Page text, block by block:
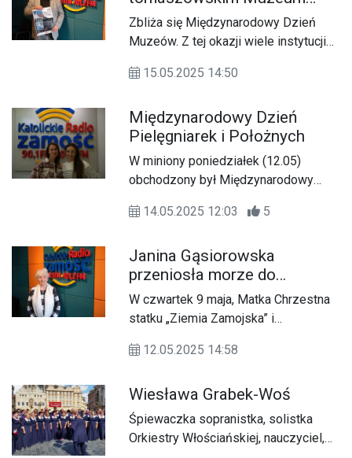
Zespołu Szkół Centrum Kształcenia
Rolniczego w Oleszycach.
Regionalnym
Zbliża się Międzynarodowy Dzień
Muzeów. Z tej okazji wiele instytucji
zwiedzanie przestrzeni muzealnych,
minionych dziejach z kart historii.
15.05.2025 14:50
Międzynarodowy Dzień
Pielęgniarek i Położnych
W miniony poniedziałek (12.05)
obchodzony był Międzynarodowy
okazji gościliśmy w dzisiejszym
Katolickim Radiu Zamość Panie: Annę
Panas - pielęgniarkę oraz Agatę
Ferens - położną, które opowiedziały
o swojej pracy.
14.05.2025 12:03 5
Janina Gąsiorowska
przeniosła morze do
Zamościa
W czwartek 9 maja, Matka Chrzestna
statku „Ziemia Zamojska” i
Lubelszczyźnie, Pani Janina
jednym z najważniejszych wyróżnień
samorządowych.
12.05.2025 14:58
Wiesława Grabek-Woś
Śpiewaczka sopranistka, solistka
Orkiestry Włościańskiej, nauczyciel,